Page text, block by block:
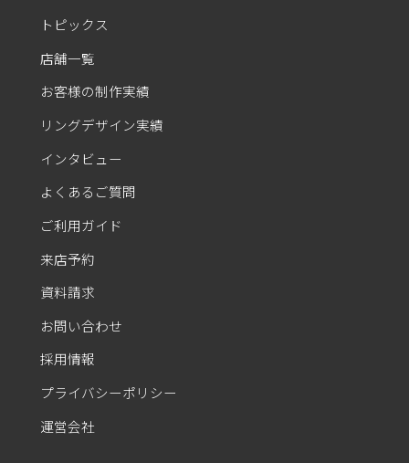
トピックス
店舗一覧
お客様の制作実績
リングデザイン実績
インタビュー
よくあるご質問
ご利用ガイド
来店予約
資料請求
お問い合わせ
採用情報
プライバシーポリシー
運営会社